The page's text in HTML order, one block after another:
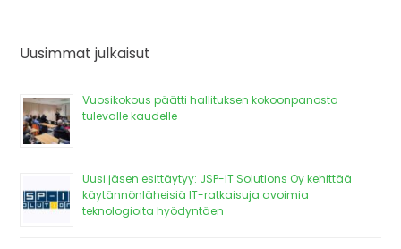
Uusimmat julkaisut
Vuosikokous päätti hallituksen kokoonpanosta
tulevalle kaudelle
Uusi jäsen esittäytyy: JSP-IT Solutions Oy kehittää
käytännönläheisiä IT-ratkaisuja avoimia
teknologioita hyödyntäen